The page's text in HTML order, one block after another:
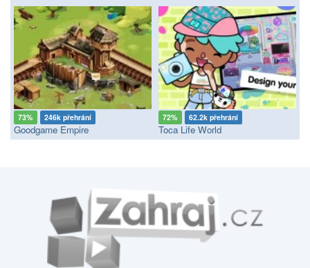
73% 246k přehrání
Goodgame Empire
72% 62.2k přehrání
Toca Life World